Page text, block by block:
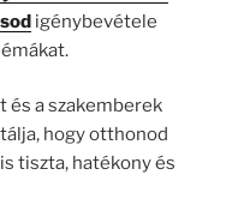
igénybevétele
és a szakemberek
hogy otthonod
tiszta, hatékony és